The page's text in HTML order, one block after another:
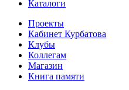
Каталоги
Проекты
Кабинет Курбатова
Клубы
Коллегам
Магазин
Книга памяти